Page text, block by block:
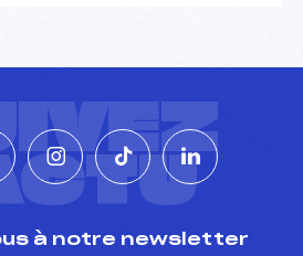
à notre newsletter